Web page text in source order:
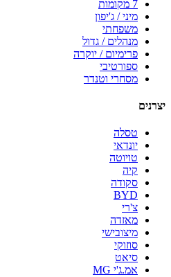
7 מקומות
מיני / ג'יפון
משפחתי
מנהלים / גדול
פרימיום / יוקרה
ספורטיבי
מסחרי וטנדר
יצרנים
טסלה
יונדאי
טויוטה
קיה
סקודה
BYD
צ'רי
מאזדה
מיצובישי
סוזוקי
סיאט
אמ.ג'י MG